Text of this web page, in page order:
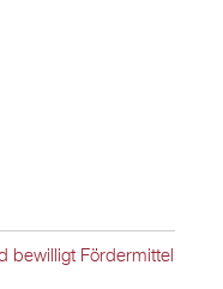
bewilligt Fördermittel